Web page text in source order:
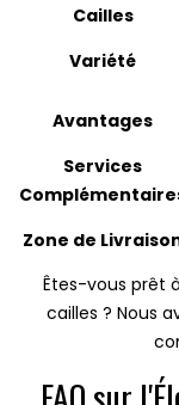
Cailles
Variété
Avantages
Services
Zone de
Êtes-vous prêt
cailles ? Nous